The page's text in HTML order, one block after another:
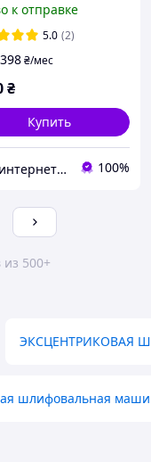
к отправке
5.0 (2)
398₴/мес
₴
Купить
AMX интернет-магазин инструмента 100%
500+
ЭКСЦЕНТРИКОВАЯ
шлифовальная